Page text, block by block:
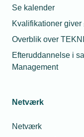
Se kalender
Kvalifikationer
Overblik over
Efteruddannelse i
Management
Netværk
Netværk
TEKNIQs netværk